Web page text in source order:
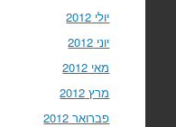
יולי 2012
יוני 2012
מאי 2012
מרץ 2012
פברואר 2012